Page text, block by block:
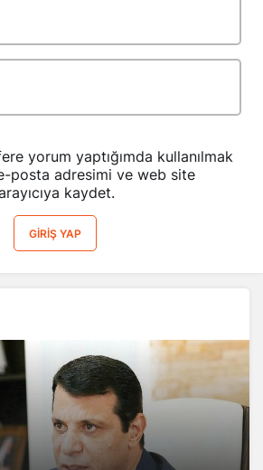
yorum yaptığımda kullanılmak
posta adresimi ve web site
kaydet.
GIRIŞ YAP